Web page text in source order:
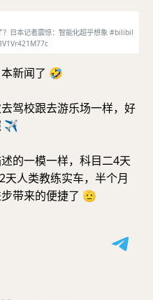
？日本记者震惊：智能化超乎想象 #bilibil
新闻了 🤣
驾校跟去游乐场一样，好
✈️
的一模一样，科目二4天
天人类教练实车，半个月
带来的便捷了 🫡